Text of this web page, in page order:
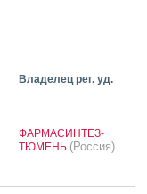
Владелец рег. уд.
ФАРМАСИНТЕЗ-
ТЮМЕНЬ (Россия)